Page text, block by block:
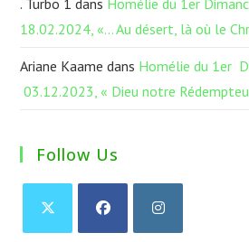
18.02.2024, «… Au désert, là où le
Ariane Kaame dans Homélie du 1er
03.12.2023, « Dieu notre
Follow Us